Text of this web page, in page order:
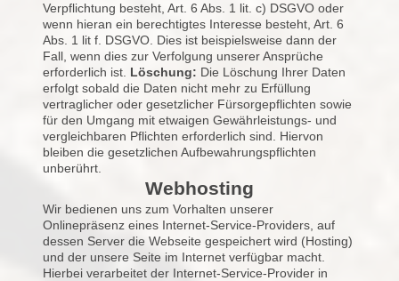
Verpflichtung besteht, Art. 6 Abs. 1 lit. c) DSGVO oder
wenn hieran ein berechtigtes Interesse besteht, Art. 6
Abs. 1 lit f. DSGVO. Dies ist beispielsweise dann der
Fall, wenn dies zur Verfolgung unserer Ansprüche
erforderlich ist. Löschung: Die Löschung Ihrer Daten
erfolgt sobald die Daten nicht mehr zu Erfüllung
vertraglicher oder gesetzlicher Fürsorgepflichten sowie
für den Umgang mit etwaigen Gewährleistungs- und
vergleichbaren Pflichten erforderlich sind. Hiervon
bleiben die gesetzlichen Aufbewahrungspflichten
unberührt.
Webhosting
Wir bedienen uns zum Vorhalten unserer
Onlinepräsenz eines Internet-Service-Providers, auf
dessen Server die Webseite gespeichert wird (Hosting)
und der unsere Seite im Internet verfügbar macht.
Hierbei verarbeitet der Internet-Service-Provider in